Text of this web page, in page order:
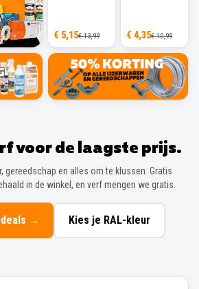
€ 5,15€ 13,99 € 4,35€ 10,99
voor de laagste prijs.
gereedschap en alles om te klussen. Gratis
in de winkel, en verf mengen we gratis.
→ Kies je RAL-kleur